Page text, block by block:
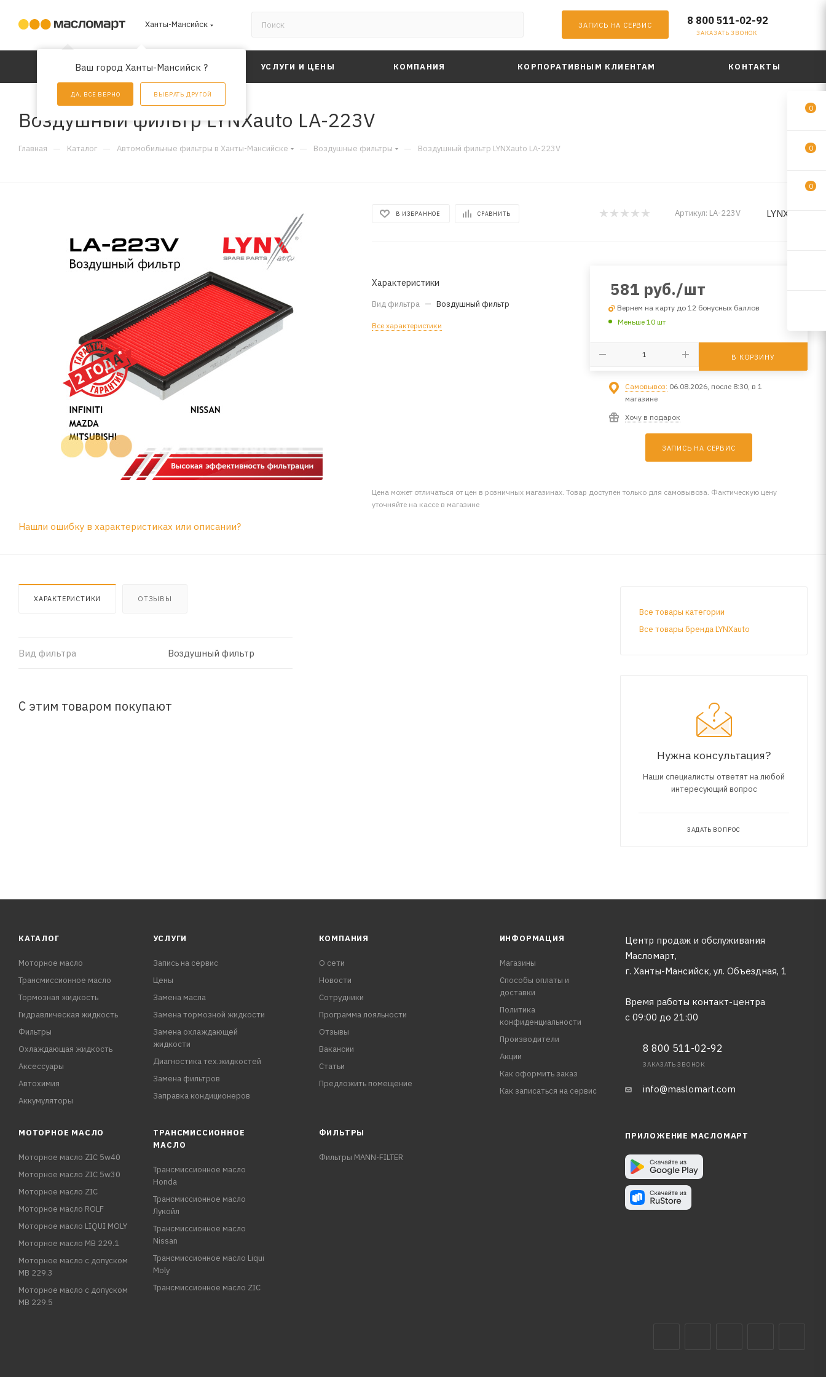
Ханты-Мансийск
Ваш город Ханты-Мансийск ?
ДА, ВСЕ ВЕРНО ВЫБРАТЬ ДРУГОЙ
ЗАПИСЬ НА СЕРВИС 8 800 511-02-92
ЗАКАЗАТЬ ЗВОНОК
КАТАЛОГ АКЦИИ УСЛУГИ И ЦЕНЫ КОМПАНИЯ КОРПОРАТИВНЫМ КЛИЕНТАМ КОНТАКТЫ
Воздушный фильтр LYNXauto LA-223V
Главная — Каталог — Автомобильные фильтры в Ханты-Мансийске — Воздушные фильтры — Воздушный фильтр LYNXauto LA-223V
В ИЗБРАННОЕ СРАВНИТЬ Артикул: LA-223V LYNXauto
Характеристики
Вид фильтра — Воздушный фильтр
Все характеристики
581 руб./шт
Вернем на карту до 12 бонусных баллов
Меньше 10 шт
В КОРЗИНУ
Самовывоз: 06.08.2026, после 8:30, в 1
магазине
Хочу в подарок
ЗАПИСЬ НА СЕРВИС
Цена может отличаться от цен в розничных магазинах. Товар доступен только для самовывоза. Фактическую цену
уточняйте на кассе в магазине
Нашли ошибку в характеристиках или описании?
ХАРАКТЕРИСТИКИ ОТЗЫВЫ
Вид фильтра Воздушный фильтр
С этим товаром покупают
Все товары категории
Все товары бренда LYNXauto
Нужна консультация?
Наши специалисты ответят на любой
интересующий вопрос
ЗАДАТЬ ВОПРОС
КАТАЛОГ
Моторное масло
Трансмиссионное масло
Тормозная жидкость
Гидравлическая жидкость
Фильтры
Охлаждающая жидкость
Аксессуары
Автохимия
Аккумуляторы
УСЛУГИ
Запись на сервис
Цены
Замена масла
Замена тормозной жидкости
Замена охлаждающей
жидкости
Диагностика тех.жидкостей
Замена фильтров
Заправка кондиционеров
КОМПАНИЯ
О сети
Новости
Сотрудники
Программа лояльности
Отзывы
Вакансии
Статьи
Предложить помещение
ИНФОРМАЦИЯ
Магазины
Способы оплаты и
доставки
Политика
конфиденциальности
Производители
Акции
Как оформить заказ
Как записаться на сервис
Центр продаж и обслуживания
Масломарт,
г. Ханты-Мансийск, ул. Объездная, 1
Время работы контакт-центра
с 09:00 до 21:00
8 800 511-02-92
ЗАКАЗАТЬ ЗВОНОК
info@maslomart.com
МОТОРНОЕ МАСЛО
Моторное масло ZIC 5w40
Моторное масло ZIC 5w30
Моторное масло ZIC
Моторное масло ROLF
Моторное масло LIQUI MOLY
Моторное масло MB 229.1
Моторное масло с допуском
MB 229.3
Моторное масло с допуском
MB 229.5
ТРАНСМИССИОННОЕ
МАСЛО
Трансмиссионное масло
Honda
Трансмиссионное масло
Лукойл
Трансмиссионное масло
Nissan
Трансмиссионное масло Liqui
Moly
Трансмиссионное масло ZIC
ФИЛЬТРЫ
Фильтры MANN-FILTER
ПРИЛОЖЕНИЕ МАСЛОМАРТ
0
0
0